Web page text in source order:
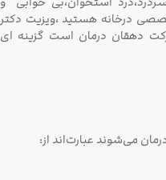
درخانه هستید ،ویزیت دکتر
دهقان درمان است گزینه ای
می‌شوند عبارت‌اند از: